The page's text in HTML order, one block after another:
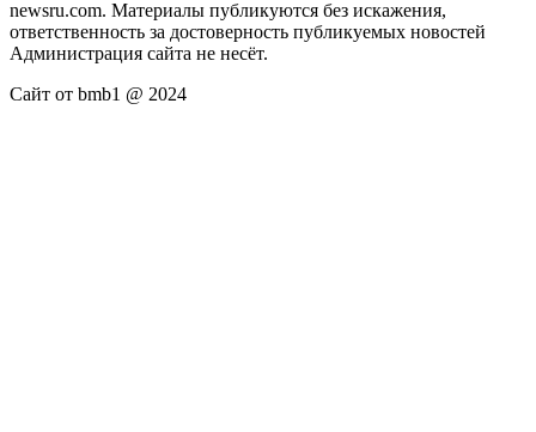
newsru.com. Материалы публикуются без искажения,
ответственность за достоверность публикуемых новостей
Администрация сайта не несёт.
Сайт от bmb1 @ 2024